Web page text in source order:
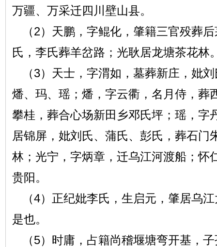
万疆、万采迁四川壁山县。
（2）天鹏，字鲲化，肇籍三官殁葬
氏，李氏葬羊岔路；光耿居龙塘茶花林
（3）天士，字渭如，墓葬新庄，妣
燔、玛、瑶；燔，字云衢，名月侍，葬
攀桂，葬合心场新田乡邓氏坪；瑶，字
居锦屏，妣刘氏、蒲氏、彭氏，葬石门
林；光宁，字炳章，迁乌江河渡船；怀
贵阳。
（4）正纪妣李氏，生启元，肇居乌
是也。
（5）时庸，占籍尚稽堰塘弯开基，子